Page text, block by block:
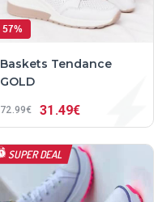
57%
Baskets Tendance
GOLD
72 99€ 31 49€
SUPER DEAL